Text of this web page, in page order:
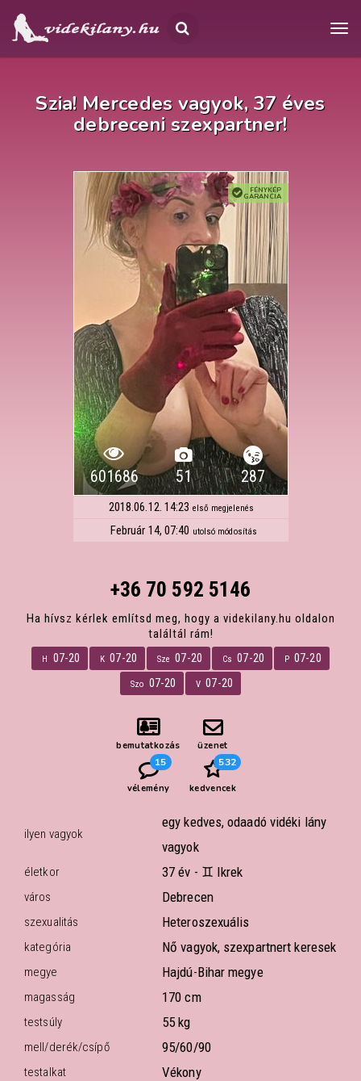
Szia! Mercedes vagyok, 37 éves
debreceni szexpartner!
FÉNYKÉP
GARANCIA
601686 51 287
2018.06.12. 14:23 első megjelenés
Február 14, 07:40 utolsó módosítás
+36 70 592 5146
Ha hívsz kérlek említsd meg, hogy a videkilany.hu oldalon
találtál rám!
H 07-20 K 07-20 Sze 07-20 Cs 07-20 P 07-20
Szo 07-20 V 07-20
bemutatkozás üzenet
15
vélemény
532
kedvencek
ilyen vagyok
egy kedves, odaadó vidéki lány
vagyok
életkor 37 év - ♊ Ikrek
város Debrecen
szexualitás Heteroszexuális
kategória Nő vagyok, szexpartnert keresek
megye Hajdú-Bihar megye
magasság 170 cm
testsúly 55 kg
mell/derék/csípő 95/60/90
testalkat Vékony